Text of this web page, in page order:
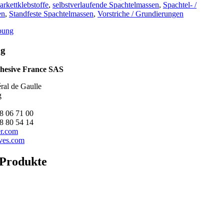
, selbstverlaufende Spachtelmassen, Spachtel- /
, Standfeste Spachtelmassen, Vorstriche / Grundierungen
France SAS
de Gaul­le
06 71 00
80 54 14